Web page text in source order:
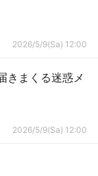
2026/5/9(Sa) 12:00
きまくる迷惑メ
2026/5/9(Sa) 12:00